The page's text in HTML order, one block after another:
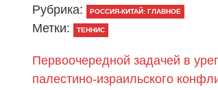
Рубрика: РОССИЯ-КИТАЙ: ГЛАВНОЕ
Метки: ТЕННИС
Первоочередной задачей в
палестино-израильского